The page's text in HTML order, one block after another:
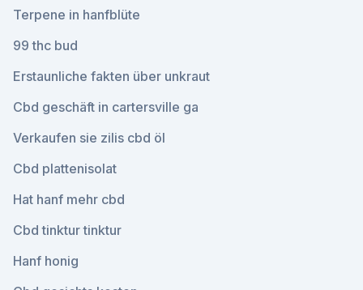
Terpene in hanfblüte
99 thc bud
Erstaunliche fakten über unkraut
Cbd geschäft in cartersville ga
Verkaufen sie zilis cbd öl
Cbd plattenisolat
Hat hanf mehr cbd
Cbd tinktur tinktur
Hanf honig